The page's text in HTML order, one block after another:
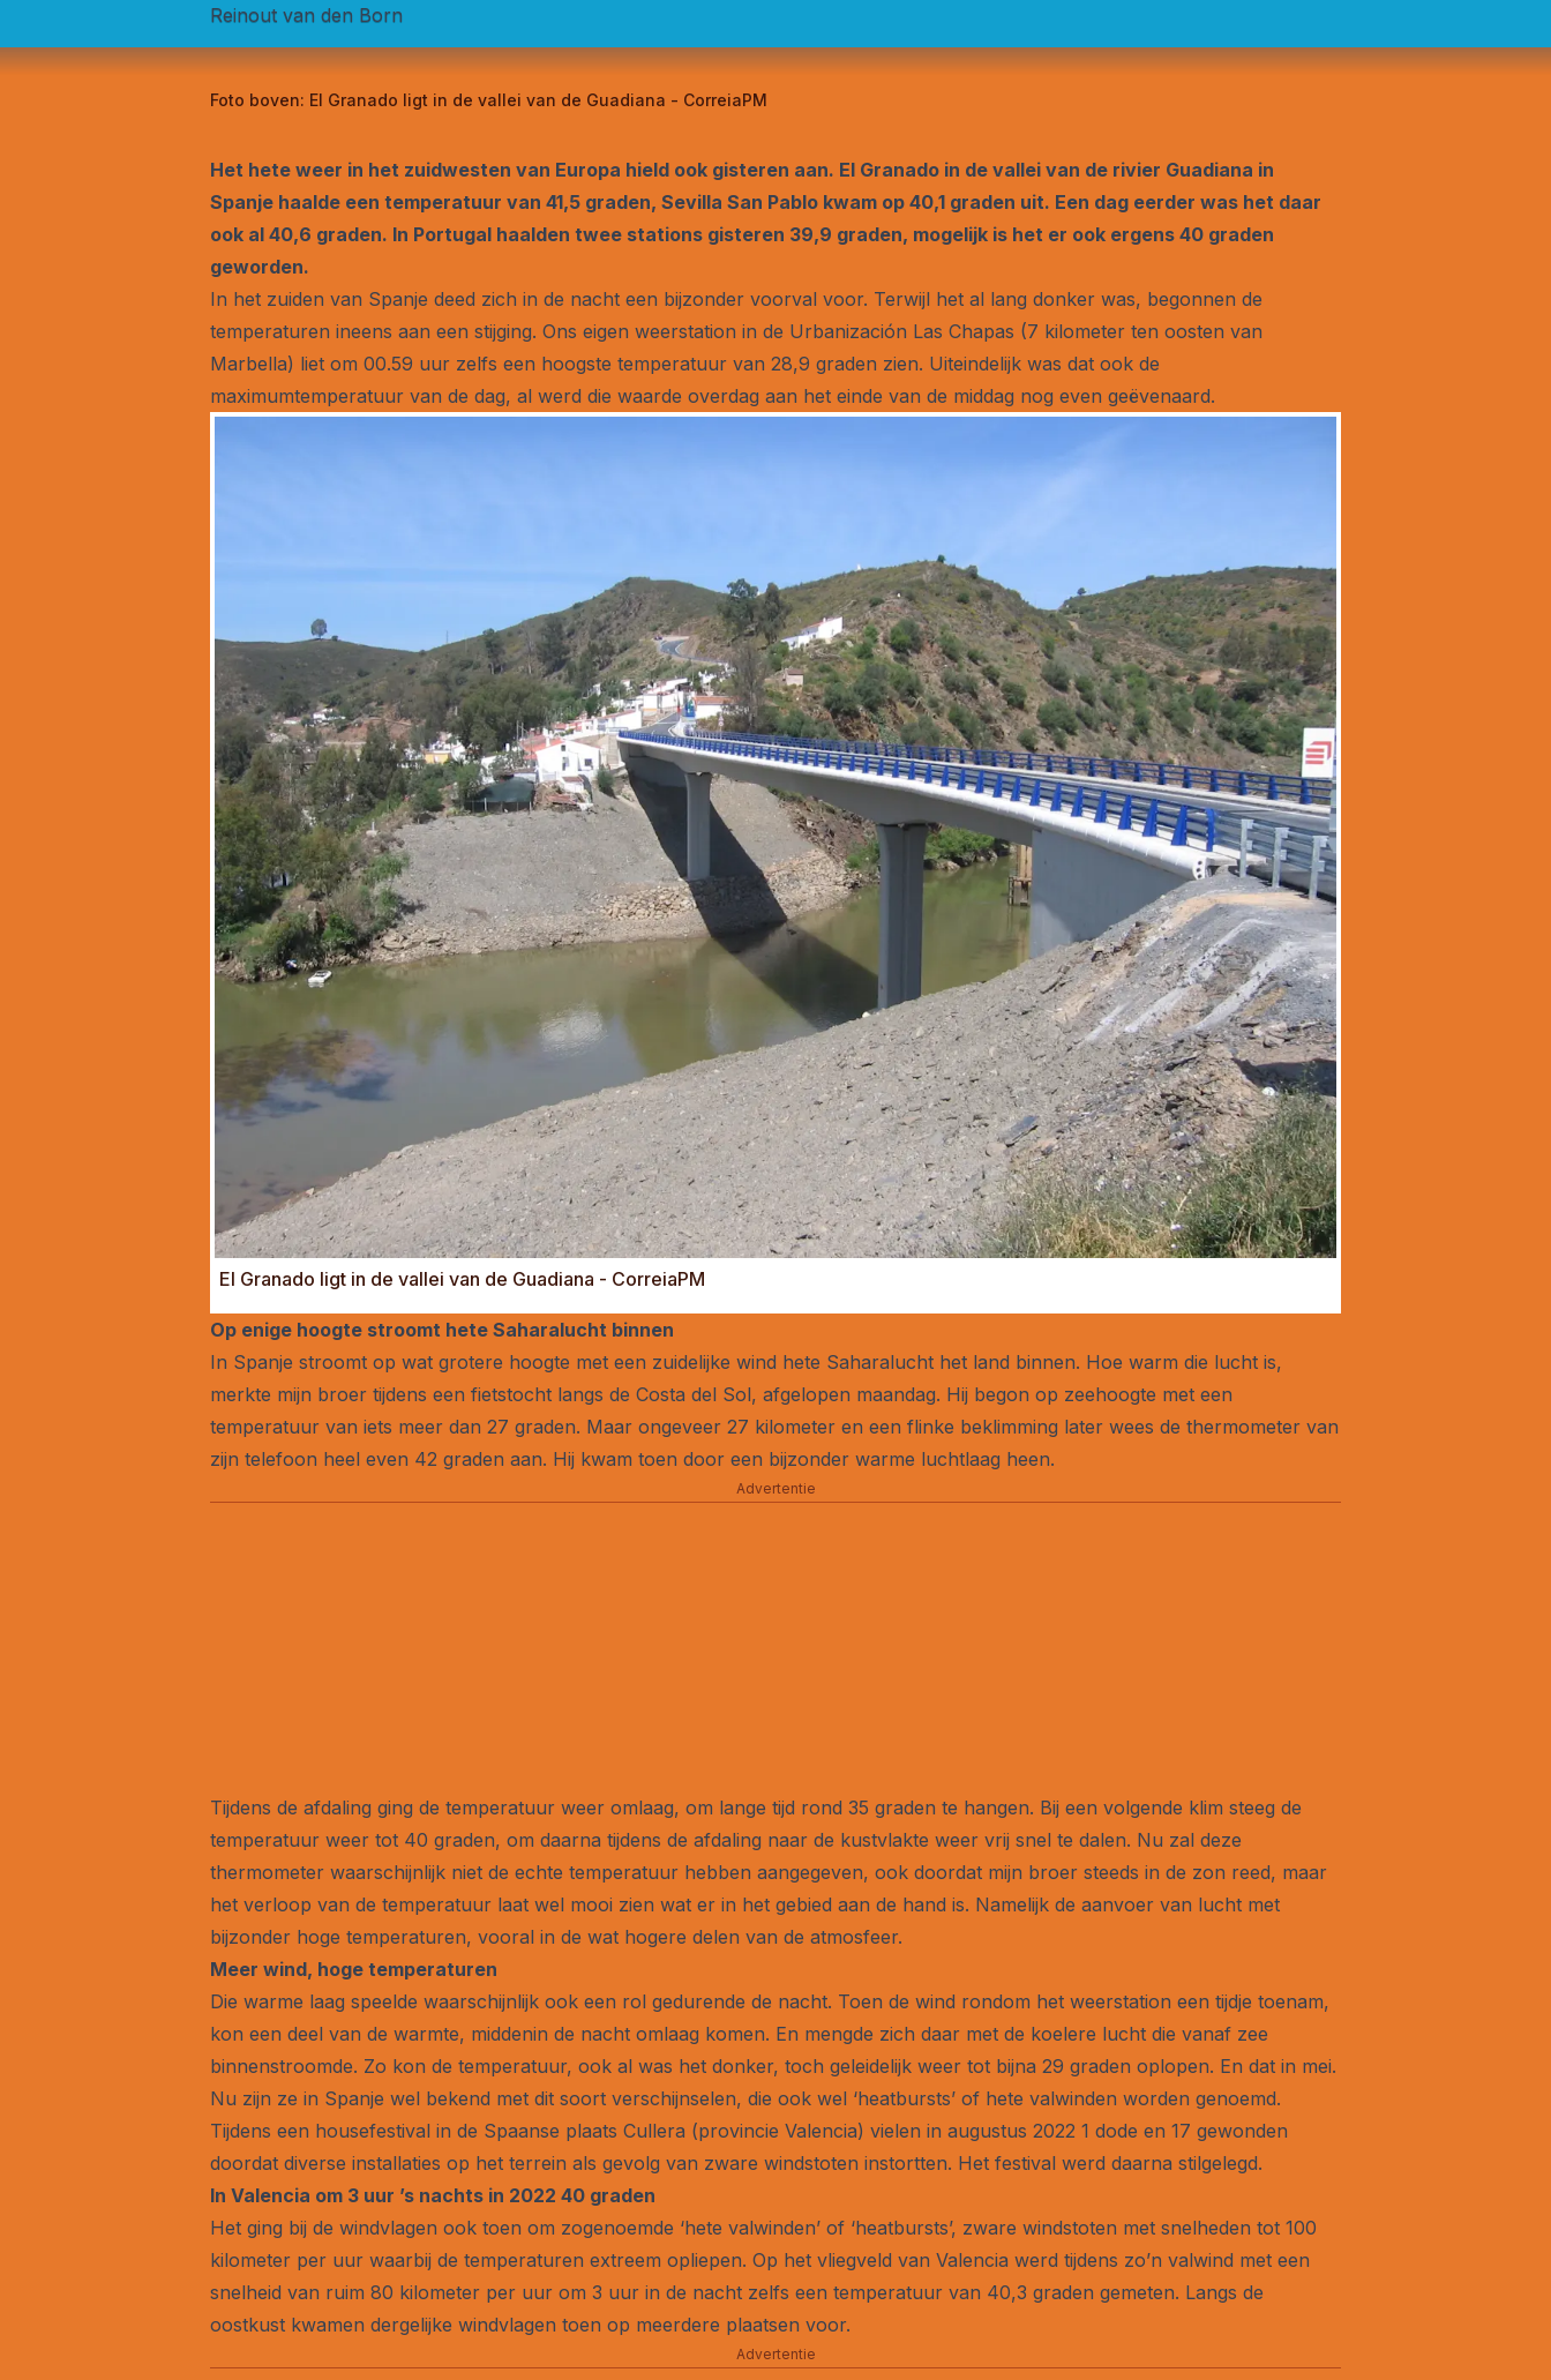
Reinout van den Born
Foto boven: El Granado ligt in de vallei van de Guadiana - CorreiaPM
Het hete weer in het zuidwesten van Europa hield ook gisteren aan. El Granado in de vallei van de rivier Guadiana in
Spanje haalde een temperatuur van 41,5 graden, Sevilla San Pablo kwam op 40,1 graden uit. Een dag eerder was het daar
ook al 40,6 graden. In Portugal haalden twee stations gisteren 39,9 graden, mogelijk is het er ook ergens 40 graden
geworden.
In het zuiden van Spanje deed zich in de nacht een bijzonder voorval voor. Terwijl het al lang donker was, begonnen de
temperaturen ineens aan een stijging. Ons eigen weerstation in de Urbanización Las Chapas (7 kilometer ten oosten van
Marbella) liet om 00.59 uur zelfs een hoogste temperatuur van 28,9 graden zien. Uiteindelijk was dat ook de
maximumtemperatuur van de dag, al werd die waarde overdag aan het einde van de middag nog even geëvenaard.
El Granado ligt in de vallei van de Guadiana - CorreiaPM
Op enige hoogte stroomt hete Saharalucht binnen
In Spanje stroomt op wat grotere hoogte met een zuidelijke wind hete Saharalucht het land binnen. Hoe warm die lucht is,
merkte mijn broer tijdens een fietstocht langs de Costa del Sol, afgelopen maandag. Hij begon op zeehoogte met een
temperatuur van iets meer dan 27 graden. Maar ongeveer 27 kilometer en een flinke beklimming later wees de thermometer van
zijn telefoon heel even 42 graden aan. Hij kwam toen door een bijzonder warme luchtlaag heen.
Advertentie
Tijdens de afdaling ging de temperatuur weer omlaag, om lange tijd rond 35 graden te hangen. Bij een volgende klim steeg de
temperatuur weer tot 40 graden, om daarna tijdens de afdaling naar de kustvlakte weer vrij snel te dalen. Nu zal deze
thermometer waarschijnlijk niet de echte temperatuur hebben aangegeven, ook doordat mijn broer steeds in de zon reed, maar
het verloop van de temperatuur laat wel mooi zien wat er in het gebied aan de hand is. Namelijk de aanvoer van lucht met
bijzonder hoge temperaturen, vooral in de wat hogere delen van de atmosfeer.
Meer wind, hoge temperaturen
Die warme laag speelde waarschijnlijk ook een rol gedurende de nacht. Toen de wind rondom het weerstation een tijdje toenam,
kon een deel van de warmte, middenin de nacht omlaag komen. En mengde zich daar met de koelere lucht die vanaf zee
binnenstroomde. Zo kon de temperatuur, ook al was het donker, toch geleidelijk weer tot bijna 29 graden oplopen. En dat in mei.
Nu zijn ze in Spanje wel bekend met dit soort verschijnselen, die ook wel ‘heatbursts’ of hete valwinden worden genoemd.
Tijdens een housefestival in de Spaanse plaats Cullera (provincie Valencia) vielen in augustus 2022 1 dode en 17 gewonden
doordat diverse installaties op het terrein als gevolg van zware windstoten instortten. Het festival werd daarna stilgelegd.
In Valencia om 3 uur ’s nachts in 2022 40 graden
Het ging bij de windvlagen ook toen om zogenoemde ‘hete valwinden’ of ‘heatbursts’, zware windstoten met snelheden tot 100
kilometer per uur waarbij de temperaturen extreem opliepen. Op het vliegveld van Valencia werd tijdens zo’n valwind met een
snelheid van ruim 80 kilometer per uur om 3 uur in de nacht zelfs een temperatuur van 40,3 graden gemeten. Langs de
oostkust kwamen dergelijke windvlagen toen op meerdere plaatsen voor.
Advertentie